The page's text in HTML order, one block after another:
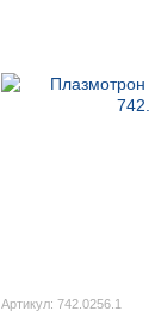
Артикул: 742.0256.1